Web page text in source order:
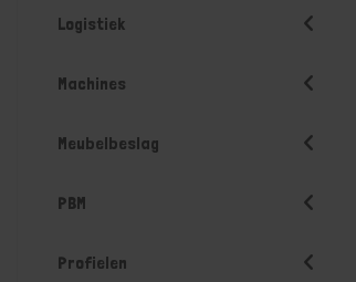
Logistiek
Machines
Meubelbeslag
PBM
Profielen